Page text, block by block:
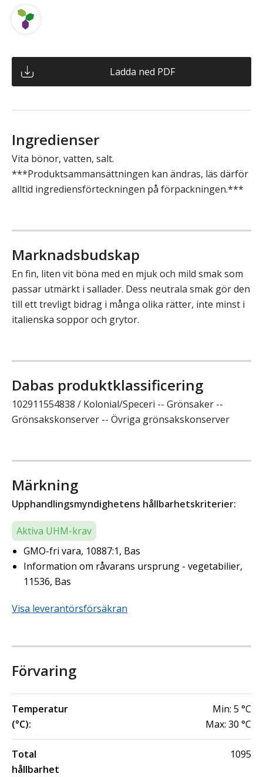
Ladda ned PDF
Ingredienser
Vita bönor, vatten, salt.
***Produktsammansättningen kan ändras, läs därför
alltid ingrediensförteckningen på förpackningen.***
Marknadsbudskap
En fin, liten vit böna med en mjuk och mild smak som
passar utmärkt i sallader. Dess neutrala smak gör den
till ett trevligt bidrag i många olika rätter, inte minst i
italienska soppor och grytor.
Dabas produktklassificering
102911554838 / Kolonial/Speceri -- Grönsaker --
Grönsakskonserver -- Övriga grönsakskonserver
Märkning
Upphandlingsmyndighetens hållbarhetskriterier:
Aktiva UHM-krav
GMO-fri vara, 10887:1, Bas
Information om råvarans ursprung - vegetabilier,
11536, Bas
Visa leverantörsförsäkran
Förvaring
Temperatur
(°C):
Min: 5 °C
Max: 30 °C
Total
hållbarhet
1095